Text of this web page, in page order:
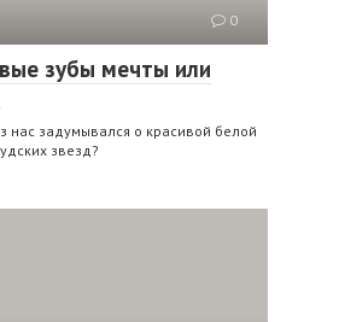
0
зубы мечты или
нас задумывался о красивой белой
звезд?